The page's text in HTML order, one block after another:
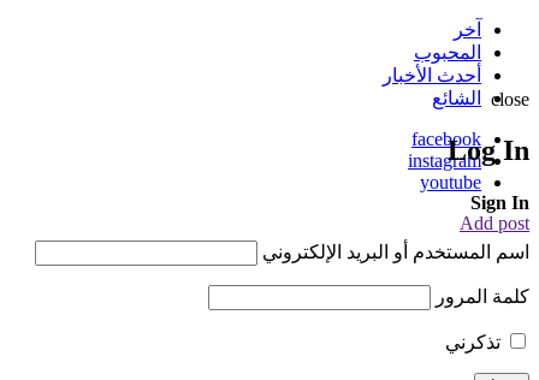
آخر
المحبوب
أحدث الأخبار
الشائع
facebook
instagram
youtube
Add post
close
Log In
Sign In
اسم المستخدم أو البريد الإلكتروني
كلمة المرور
تذكرني